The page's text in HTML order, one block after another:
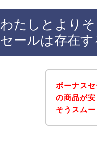
わたしとより
セールは存在す
ボーナス
の商品が
そうスム